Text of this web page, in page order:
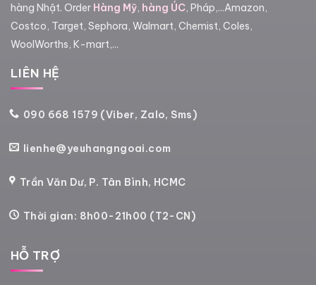
hàng Nhật. Order Hàng Mỹ, hàng ÚC, Pháp,...Amazon,
Costco, Target, Sephora, Walmart, Chemist, Coles,
WoolWorths, K-mart,...
LIÊN HỆ
090 668 1579 (Viber, Zalo, Sms)
lienhe@yeuhangngoai.com
Trần Văn Dư, P. Tân Bình, HCMC
Thời gian: 8h00-21h00 (T2-CN)
HỖ TRỢ